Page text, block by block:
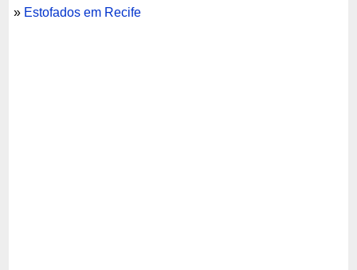
» Estofados em Recife